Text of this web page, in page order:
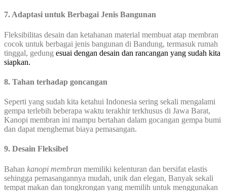
7. Adaptasi untuk Berbagai Jenis Bangunan
Fleksibilitas desain dan ketahanan material membuat atap membran
cocok untuk berbagai jenis bangunan di Bandung, termasuk rumah
tinggal, gedung esuai dengan desain dan rancangan yang sudah kita
siapkan.
8. Tahan terhadap goncangan
Seperti yang sudah kita ketahui Indonesia sering sekali mengalami
gempa terlebih beberapa waktu terakhir terkhusus di Jawa Barat,
Kanopi membran ini mampu bertahan dalam gocangan gempa bumi
dan dapat menghemat biaya pemasangan.
9. Desain Fleksibel
Bahan kanopi membran memiliki kelenturan dan bersifat elastis
sehingga pemasangannya mudah, unik dan elegan, Banyak sekali
tempat makan dan tongkrongan yang memilih untuk menggunakan